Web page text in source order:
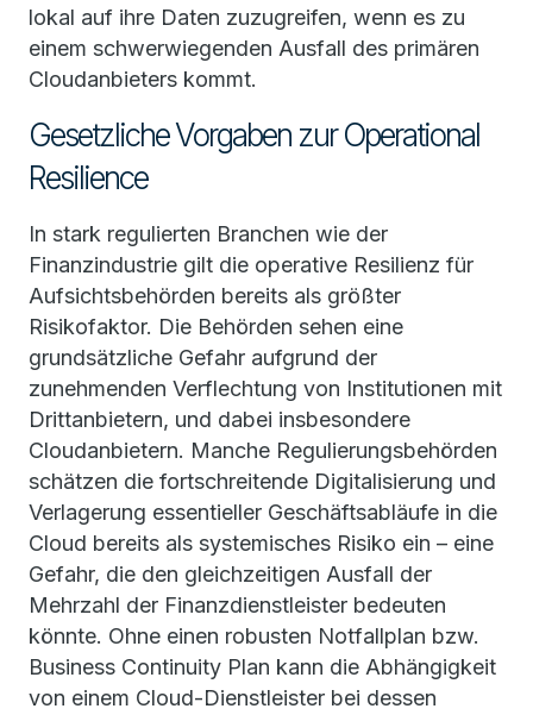
lokal auf ihre Daten zuzugreifen, wenn es zu
einem schwerwiegenden Ausfall des primären
Cloudanbieters kommt.
Gesetzliche Vorgaben zur Operational
Resilience
In stark regulierten Branchen wie der
Finanzindustrie gilt die operative Resilienz für
Aufsichtsbehörden bereits als größter
Risikofaktor. Die Behörden sehen eine
grundsätzliche Gefahr aufgrund der
zunehmenden Verflechtung von Institutionen mit
Drittanbietern, und dabei insbesondere
Cloudanbietern. Manche Regulierungsbehörden
schätzen die fortschreitende Digitalisierung und
Verlagerung essentieller Geschäftsabläufe in die
Cloud bereits als systemisches Risiko ein – eine
Gefahr, die den gleichzeitigen Ausfall der
Mehrzahl der Finanzdienstleister bedeuten
könnte. Ohne einen robusten Notfallplan bzw.
Business Continuity Plan kann die Abhängigkeit
von einem Cloud-Dienstleister bei dessen